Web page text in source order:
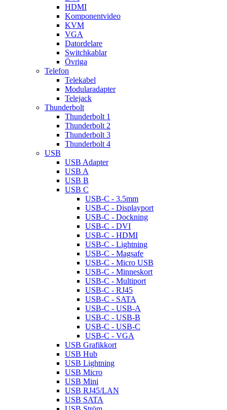
HDMI
Komponentvideo
KVM
VGA
Datordelare
Switchkablar
Övriga
Telefon
Telekabel
Modularadapter
Telejack
Thunderbolt
Thunderbolt 1
Thunderbolt 2
Thunderbolt 3
Thunderbolt 4
USB
USB Adapter
USB A
USB B
USB C
USB-C - 3.5mm
USB-C - Displayport
USB-C - Dockning
USB-C - DVI
USB-C - HDMI
USB-C - Lightning
USB-C - Magsafe
USB-C - Micro USB
USB-C - Minneskort
USB-C - Multiport
USB-C - RJ45
USB-C - SATA
USB-C - USB-A
USB-C - USB-B
USB-C - USB-C
USB-C - VGA
USB Grafikkort
USB Hub
USB Lightning
USB Micro
USB Mini
USB RJ45/LAN
USB SATA